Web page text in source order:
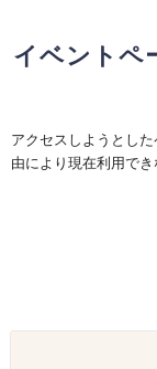
イベントペ
アクセスしようとし
由により現在利用で